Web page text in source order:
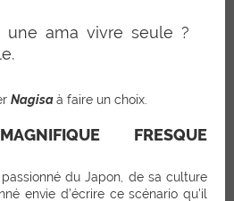
ama vivre seule ?
Nagisaà faire un choix.
FRESQUE
du Japon, de sa culture
envie d’écrire ce scénario qu’il